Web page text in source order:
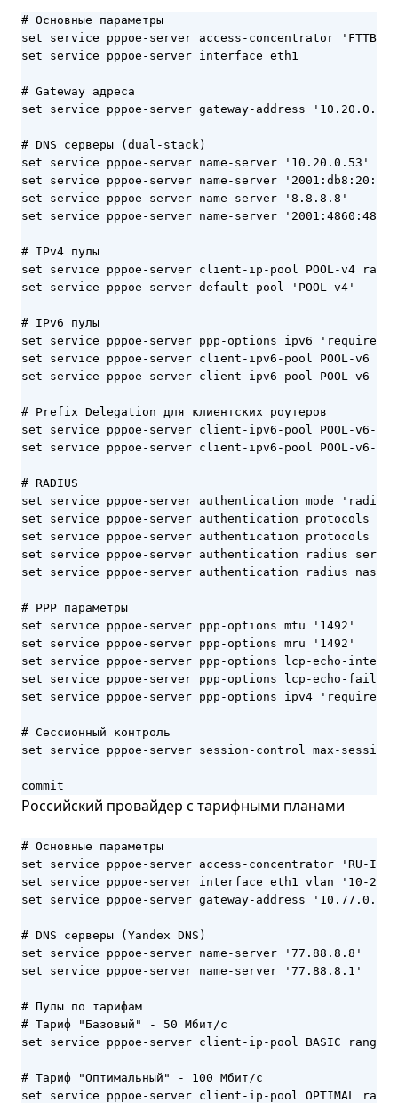
# Основные параметры
set service pppoe-server access-concentrator 'FTTB-
set service pppoe-server interface eth1
# Gateway адреса
set service pppoe-server gateway-address '10.20.0.1'
# DNS серверы (dual-stack)
set service pppoe-server name-server '10.20.0.53'
set service pppoe-server name-server
set service pppoe-server name-server '8.8.8.8'
set service pppoe-server name-server
# IPv4 пулы
set service pppoe-server client-ip-pool POOL-v4
set service pppoe-server default-pool 'POOL-v4'
# IPv6 пулы
set service pppoe-server ppp-options ipv6 'require'
set service pppoe-server client-ipv6-pool POOL-v6
set service pppoe-server client-ipv6-pool POOL-v6
# Prefix Delegation для клиентских роутеров
set service pppoe-server client-ipv6-pool POOL-v6-
set service pppoe-server client-ipv6-pool POOL-v6-
# RADIUS
set service pppoe-server authentication mode 'radius'
set service pppoe-server authentication protocols
set service pppoe-server authentication protocols
set service pppoe-server authentication radius
set service pppoe-server authentication radius nas-
# PPP параметры
set service pppoe-server ppp-options mtu '1492'
set service pppoe-server ppp-options mru '1492'
set service pppoe-server ppp-options lcp-echo-
set service pppoe-server ppp-options lcp-echo-
set service pppoe-server ppp-options ipv4 'require'
# Сессионный контроль
set service pppoe-server session-control max-
commit
Российский провайдер с тарифными планами
# Основные параметры
set service pppoe-server access-concentrator 'RU-ISP-
set service pppoe-server interface eth1 vlan '10-20'
set service pppoe-server gateway-address '10.77.0.1'
# DNS серверы (Yandex DNS)
set service pppoe-server name-server '77.88.8.8'
set service pppoe-server name-server '77.88.8.1'
# Пулы по тарифам
# Тариф "Базовый" - 50 Мбит/с
set service pppoe-server client-ip-pool BASIC range
# Тариф "Оптимальный" - 100 Мбит/с
set service pppoe-server client-ip-pool OPTIMAL